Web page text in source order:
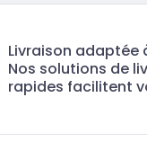
Livraison adaptée
Nos solutions de
rapides facilitent